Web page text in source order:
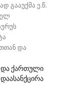
გააუქმა ე.წ.
და
და ქართული